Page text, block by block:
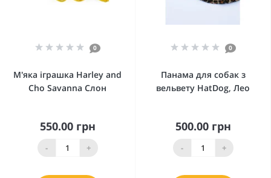
0
М'яка іграшка Harley and
Cho Savanna Слон
550.00 грн
- +
0
Панама для собак з
вельвету HatDog, Лео
500.00 грн
- +